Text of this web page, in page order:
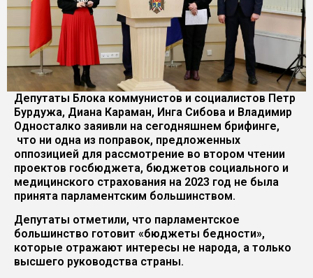
Депутаты Блока коммунистов и социалистов Петр
Бурдужа, Диана Караман, Инга Сибова и Владимир
Односталко заяивли на сегодняшнем брифинге,
что ни одна из поправок, предложенных
оппозицией для рассмотрение во втором чтении
проектов госбюджета, бюджетов социального и
медицинского страхования на 2023 год не была
принята парламентским большинством.
Депутаты отметили, что парламентское
большинство готовит «бюджеты бедности»,
которые отражают интересы не народа, а только
высшего руководства страны.